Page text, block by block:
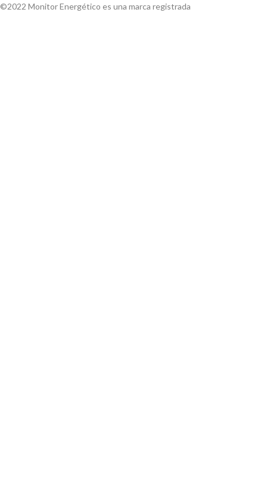
©2022 Monitor Energético es una marca registrada